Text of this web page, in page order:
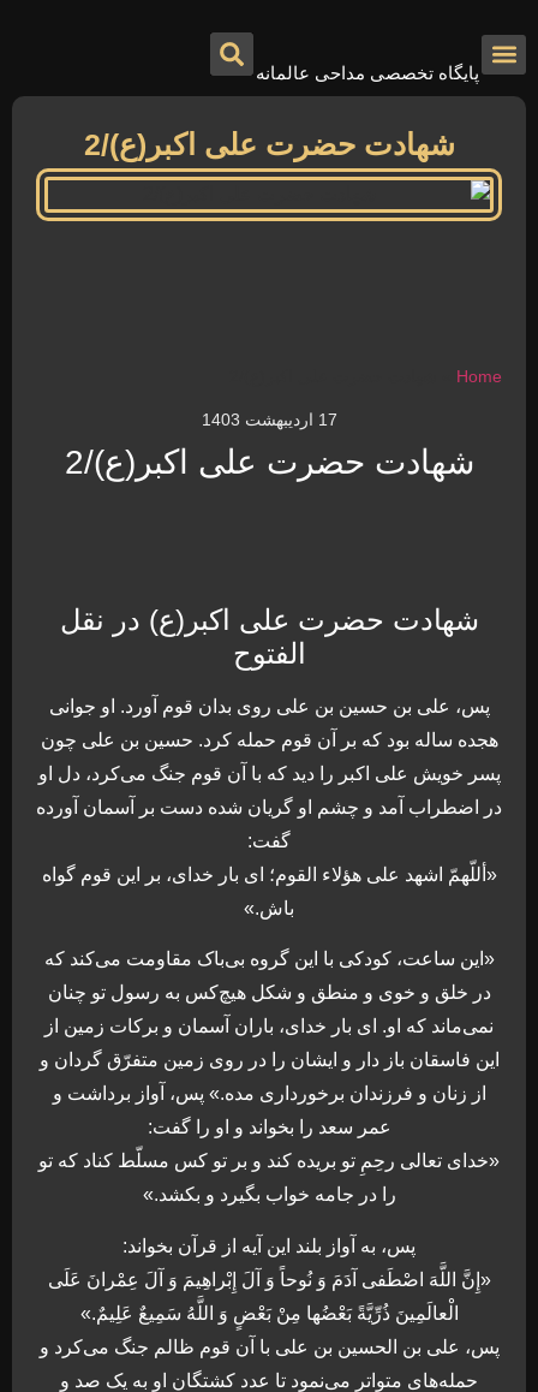
پایگاه تخصصی مداحی عالمانه
شهادت حضرت علی اکبر(ع)/2
Home
17 اردیبهشت 1403
شهادت حضرت علی اکبر(ع)/2
شهادت حضرت علی اکبر(ع) در نقل
الفتوح
پس، على بن حسين بن على روى بدان قوم آورد. او جوانى
هجده ساله بود كه بر آن قوم حمله كرد. حسين بن على چون
پسر خويش على اكبر را ديد كه با آن قوم جنگ مى‏‌كرد، دل او
در اضطراب آمد و چشم او گريان شده دست بر آسمان آورده
گفت:
«أللّهمّ اشهد على هؤلاء القوم؛ اى بار خداى، بر اين قوم گواه
باش.»
«اين ساعت، كودكى با اين گروه بی‌باک مقاومت مى‌‏كند كه
در خلق و خوى و منطق و شكل هيچ‌كس به رسول تو چنان
نمى‏‌ماند كه او. اى بار خداى، باران آسمان و بركات زمين از
اين فاسقان باز دار و ايشان را در روى زمين متفرّق گردان و
از زنان و فرزندان برخوردارى مده.» پس، آواز برداشت و
عمر سعد را بخواند و او را گفت:
«خداى تعالى رحِمِ تو بريده كند و بر تو كس مسلّط كناد كه تو
را در جامه خواب بگيرد و بكشد.»
پس، به آواز بلند اين آيه از قرآن بخواند:
«إِنَّ اللَّهَ اصْطَفى‏ آدَمَ وَ نُوحاً وَ آلَ إِبْراهِيمَ وَ آلَ عِمْرانَ عَلَى
الْعالَمِينَ ذُرِّيَّةً بَعْضُها مِنْ بَعْضٍ وَ اللَّهُ سَمِيعٌ عَلِيمٌ.»
پس، على بن الحسين بن على با آن قوم ظالم جنگ مى‌‏كرد و
حمله‏‌هاى متواتر مى‏‌نمود تا عدد كشتگان او به يک صد و